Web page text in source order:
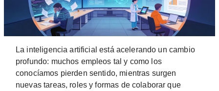
La inteligencia artificial está acelerando un cambio
profundo: muchos empleos tal y como los
conocíamos pierden sentido, mientras surgen
nuevas tareas, roles y formas de colaborar que